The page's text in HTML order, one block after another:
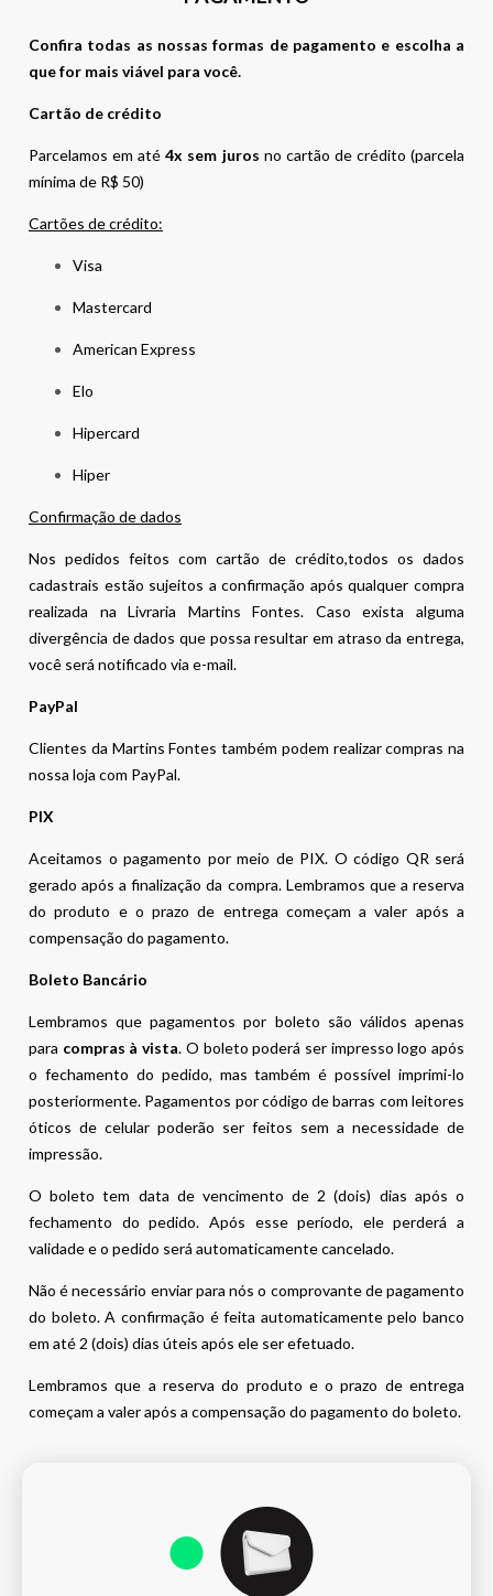
Confira todas as nossas formas de pagamento e escolha a
que for mais viável para você.
Cartão de crédito
Parcelamos em até4x sem juros no cartão de crédito (parcela
mínima de R$ 50)
Cartões de crédito:
Visa
Mastercard
American Express
Elo
Hipercard
Hiper
Confirmação de dados
Nos pedidos feitos com cartão de crédito,todos os dados
cadastrais estão sujeitos a confirmação após qualquer compra
realizada na Livraria Martins Fontes. Caso exista alguma
divergência de dados que possa resultar em atraso da entrega,
você será notificado via e-mail.
PayPal
Clientes da Martins Fontes também podem realizar compras na
nossa loja com PayPal.
PIX
Aceitamos o pagamento por meio de PIX. O código QR será
gerado após a finalização da compra. Lembramos que a reserva
do produto e o prazo de entrega começam a valer após a
compensação do pagamento.
Boleto Bancário
Lembramos que pagamentos por boleto são válidos apenas
para compras à vista. O boleto poderá ser impresso logo após
o fechamento do pedido, mas também é possível imprimi-lo
posteriormente. Pagamentos por código de barras com leitores
óticos de celular poderão ser feitos sem a necessidade de
impressão.
O boleto tem data de vencimento de 2 (dois) dias após o
fechamento do pedido. Após esse período, ele perderá a
validade e o pedido será automaticamente cancelado.
Não é necessário enviar para nós o comprovante de pagamento
do boleto. A confirmação é feita automaticamente pelo banco
em até 2 (dois) dias úteis após ele ser efetuado.
Lembramos que a reserva do produto e o prazo de entrega
começam a valer após a compensação do pagamento do boleto.